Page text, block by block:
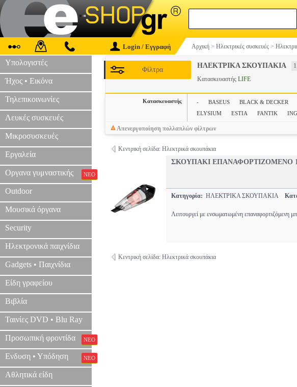
Login / Εγγραφή Αρχική > Ηλεκτρικές συσκευές >
Υπολογιστές
Ήχος • Εικόνα
Τηλεπικοινωνίες
Λευκές συσκευές
Μικροσυσκευές
Εργαλεία
Οργανα γυμναστικής ΝΕΟ
Outdoor
Μουσικά όργανα
Security
Ηλεκτρονικά παιχνίδια
Gadgets • Παιχνίδια
Είδη γραφείου
Βιβλία
Ταινίες DVD • Blu Ray
Προσωπική φροντίδα ΝΕΟ
Ενδυση • Υπόδηση ΝΕΟ
Αθλητικά είδη
ΗΛΕΚΤΡΙΚΑ ΣΚΟΥΠΑΚΙΑ
Φίλτρα
Κατασκευαστής LIFE
Κατασκευαστής - BASEUS BLACK & DECKER
ELYSIUM
ESTIA FANTIK
Απενεργοποίηση πολλαπλών φίλτρων
Κεντρική σελίδα: Ηλεκτρικά σκουπάκια
ΣΚΟΥΠΑΚΙ ΕΠΑΝΑΦΟΡΤΙΖΟΜΕΝΟ
Κατηγορία: ΗΛΕΚΤΡΙΚΑ ΣΚΟΥΠΑΚΙΑ
Λειτουργεί με ενσωματωμένη επαναφορτιζόμενη
Κεντρική σελίδα: Ηλεκτρικά σκουπάκια